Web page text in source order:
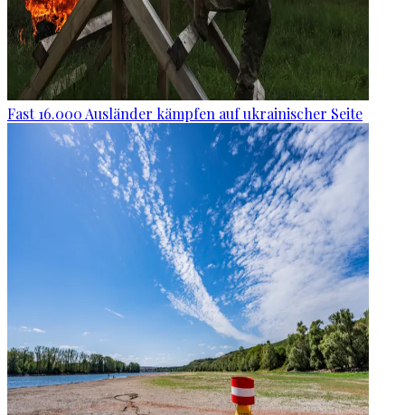
Fast 16.000 Ausländer kämpfen auf ukrainischer Seite